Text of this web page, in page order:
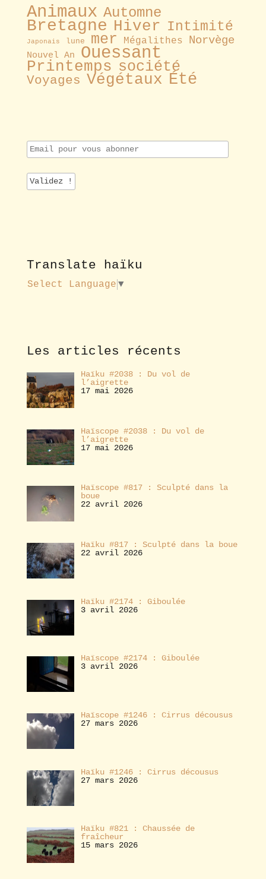
Animaux Automne
Bretagne Hiver Intimité
Japonais lune mer Mégalithes Norvège
Nouvel An Ouessant
Printemps société
Voyages Végétaux Été
E
m
i
l
o
u
s
e
Translate haïku
Select Language ▼
Les articles récents
Haïku #2038 : Du vol de
l’aigrette
17 mai 2026
Haïscope #2038 : Du vol de
l’aigrette
17 mai 2026
Haïscope #817 : Sculpté dans la
boue
22 avril 2026
Haïku #817 : Sculpté dans la boue
22 avril 2026
Haïku #2174 : Giboulée
3 avril 2026
Haïscope #2174 : Giboulée
3 avril 2026
Haïscope #1246 : Cirrus décousus
27 mars 2026
Haïku #1246 : Cirrus décousus
27 mars 2026
Haïku #821 : Chaussée de
fraîcheur
15 mars 2026